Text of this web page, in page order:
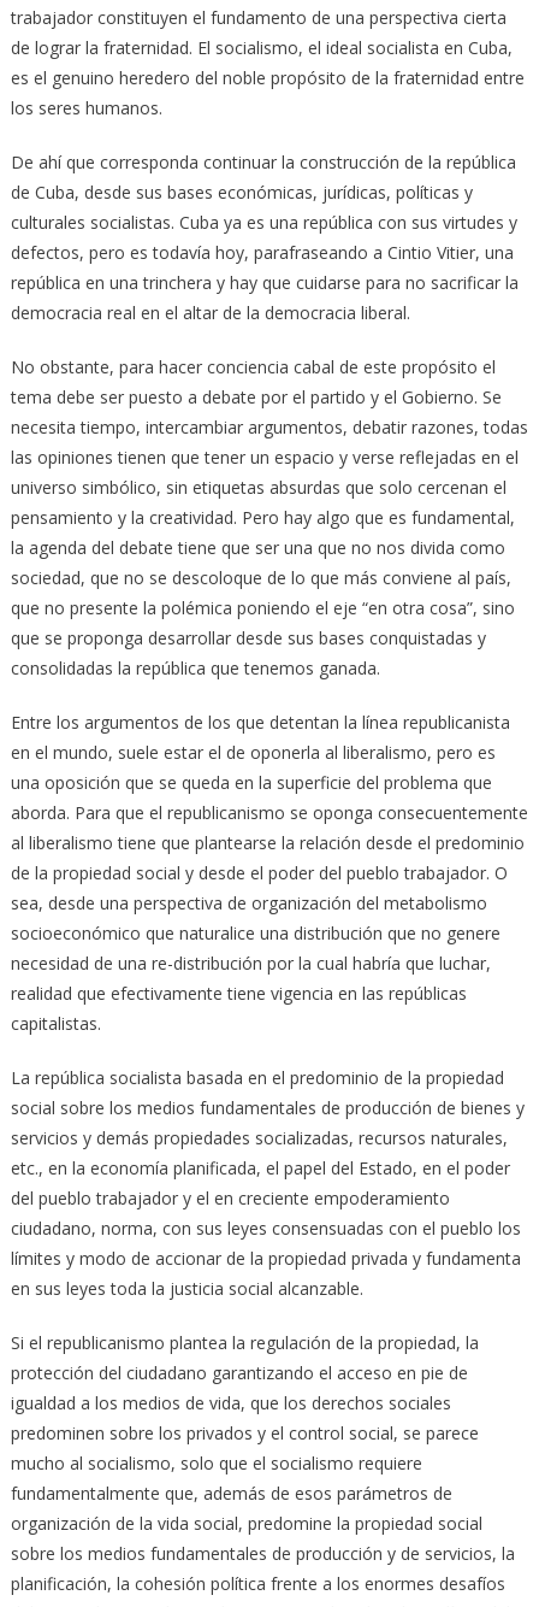
trabajador constituyen el fundamento de una perspectiva cierta
de lograr la fraternidad. El socialismo, el ideal socialista en Cuba,
es el genuino heredero del noble propósito de la fraternidad entre
los seres humanos.
De ahí que corresponda continuar la construcción de la república
de Cuba, desde sus bases económicas, jurídicas, políticas y
culturales socialistas. Cuba ya es una república con sus virtudes y
defectos, pero es todavía hoy, parafraseando a Cintio Vitier, una
república en una trinchera y hay que cuidarse para no sacrificar la
democracia real en el altar de la democracia liberal.
No obstante, para hacer conciencia cabal de este propósito el
tema debe ser puesto a debate por el partido y el Gobierno. Se
necesita tiempo, intercambiar argumentos, debatir razones, todas
las opiniones tienen que tener un espacio y verse reflejadas en el
universo simbólico, sin etiquetas absurdas que solo cercenan el
pensamiento y la creatividad. Pero hay algo que es fundamental,
la agenda del debate tiene que ser una que no nos divida como
sociedad, que no se descoloque de lo que más conviene al país,
que no presente la polémica poniendo el eje “en otra cosa”, sino
que se proponga desarrollar desde sus bases conquistadas y
consolidadas la república que tenemos ganada.
Entre los argumentos de los que detentan la línea republicanista
en el mundo, suele estar el de oponerla al liberalismo, pero es
una oposición que se queda en la superficie del problema que
aborda. Para que el republicanismo se oponga consecuentemente
al liberalismo tiene que plantearse la relación desde el predominio
de la propiedad social y desde el poder del pueblo trabajador. O
sea, desde una perspectiva de organización del metabolismo
socioeconómico que naturalice una distribución que no genere
necesidad de una re-distribución por la cual habría que luchar,
realidad que efectivamente tiene vigencia en las repúblicas
capitalistas.
La república socialista basada en el predominio de la propiedad
social sobre los medios fundamentales de producción de bienes y
servicios y demás propiedades socializadas, recursos naturales,
etc., en la economía planificada, el papel del Estado, en el poder
del pueblo trabajador y el en creciente empoderamiento
ciudadano, norma, con sus leyes consensuadas con el pueblo los
límites y modo de accionar de la propiedad privada y fundamenta
en sus leyes toda la justicia social alcanzable.
Si el republicanismo plantea la regulación de la propiedad, la
protección del ciudadano garantizando el acceso en pie de
igualdad a los medios de vida, que los derechos sociales
predominen sobre los privados y el control social, se parece
mucho al socialismo, solo que el socialismo requiere
fundamentalmente que, además de esos parámetros de
organización de la vida social, predomine la propiedad social
sobre los medios fundamentales de producción y de servicios, la
planificación, la cohesión política frente a los enormes desafíos